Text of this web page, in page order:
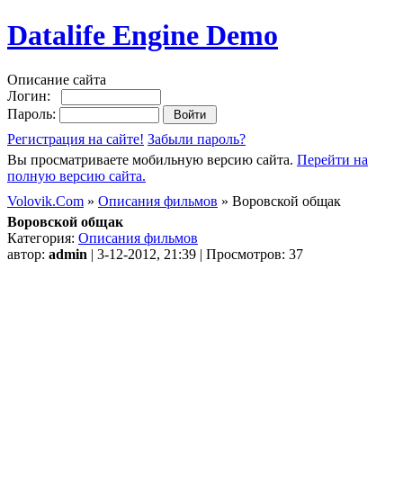
Datalife Engine Demo
Описание сайта
Логин:
Пароль:
Регистрация на сайте! Забыли пароль?
Вы просматриваете мобильную версию сайта. Перейти на
полную версию сайта.
Volovik.Com » Описания фильмов » Воровской общак
Воровской общак
Категория: Описания фильмов
автор: admin | 3-12-2012, 21:39 | Просмотров: 37